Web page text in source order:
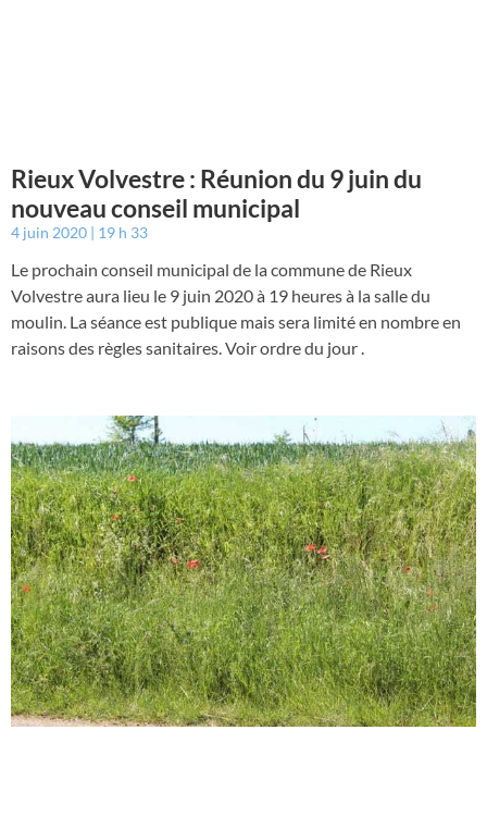
Rieux Volvestre : Réunion du 9 juin du
nouveau conseil municipal
4 juin 2020 19 h 33
Le prochain conseil municipal de la commune de Rieux
Volvestre aura lieu le 9 juin 2020 à 19 heures à la salle du
moulin. La séance est publique mais sera limité en nombre en
raisons des règles sanitaires. Voir ordre du jour .